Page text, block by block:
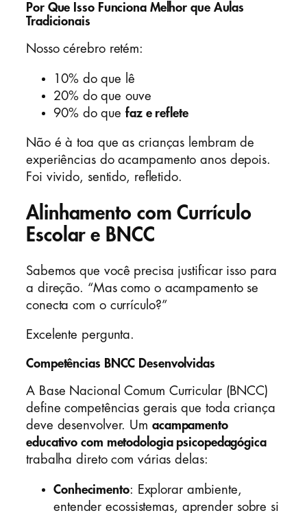
Por Que Isso Funciona Melhor que Aulas
Tradicionais
Nosso cérebro retém:
10% do que lê
20% do que ouve
90% do que faz e reflete
Não é à toa que as crianças lembram de
experiências do acampamento anos depois.
Foi vivido, sentido, refletido.
Alinhamento com Currículo
Escolar e BNCC
Sabemos que você precisa justificar isso para
a direção. “Mas como o acampamento se
conecta com o currículo?”
Excelente pergunta.
Competências BNCC Desenvolvidas
A Base Nacional Comum Curricular (BNCC)
define competências gerais que toda criança
deve desenvolver. Um acampamento
educativo com metodologia psicopedagógica
trabalha direto com várias delas:
Conhecimento: Explorar ambiente,
entender ecossistemas, aprender sobre si